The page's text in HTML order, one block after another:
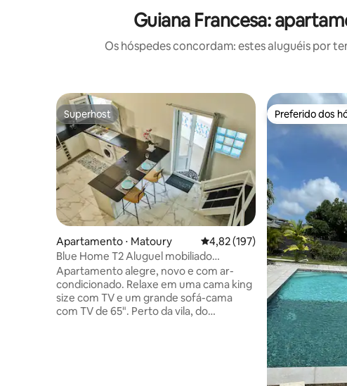
Guiana Francesa:
Os hóspedes concordam: estes aluguéis por
Superhost
Superhost
Apartamento ⋅ Matoury 4,82 de uma avaliação média
4,82 (197)
Blue Home T2 Aluguel mobiliado
Classificado com 3 estrelas
Apartamento alegre, novo e com ar-
condicionado. Relaxe em uma cama king
size com TV e um grande sofá-cama
com TV de 65". Perto da vila, do
Preferido dos
Preferido dos